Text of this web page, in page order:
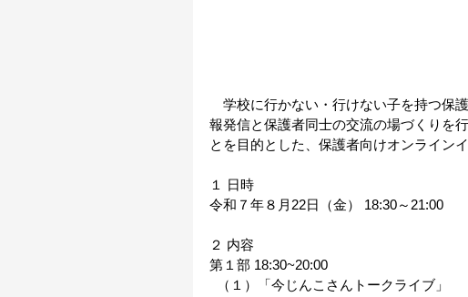
学校に行かない・行けない子を持つ保
報発信と保護者同士の交流の場づくりを
とを目的とした、保護者向けオンライン
１ 日時
令和７年８月22日（金） 18:30～21:00
２ 内容
第１部 18:30~20:00
（１）「今じんこさんトークライブ」